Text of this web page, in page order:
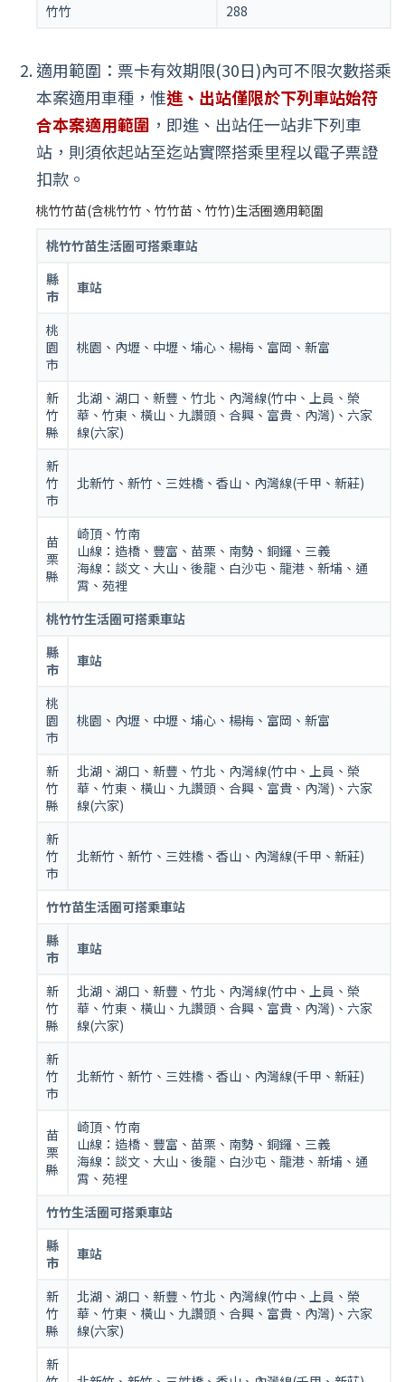
竹竹
288
適用範圍：票卡有效期限(30日)內可不限次數搭乘
本案適用車種，惟進、出站僅限於下列車站始符
合本案適用範圍 ，即進、出站任一站非下列車
站，則須依起站至迄站實際搭乘里程以電子票證
扣款。
桃竹竹苗(含桃竹竹、竹竹苗、竹竹)生活圈適用範圍
桃竹竹苗生活圈可搭乘車站
縣
市
車站
桃
園
市
桃園、內壢、中壢、埔心、楊梅、富岡、新富
新
竹
縣
北湖、湖口、新豐、竹北、內灣線(竹中、上員、榮
華、竹東、橫山、九讚頭、合興、富貴、內灣)、六家
線(六家)
新
竹
市
北新竹、新竹、三姓橋、香山、內灣線(千甲、新莊)
苗
栗
縣
崎頂、竹南
山線：造橋、豐富、苗栗、南勢、銅鑼、三義
海線：談文、大山、後龍、白沙屯、龍港、新埔、通
霄、苑裡
桃竹竹生活圈可搭乘車站
縣
市
車站
桃
園
市
桃園、內壢、中壢、埔心、楊梅、富岡、新富
新
竹
縣
北湖、湖口、新豐、竹北、內灣線(竹中、上員、榮
華、竹東、橫山、九讚頭、合興、富貴、內灣)、六家
線(六家)
新
竹
市
北新竹、新竹、三姓橋、香山、內灣線(千甲、新莊)
竹竹苗生活圈可搭乘車站
縣
市
車站
新
竹
縣
北湖、湖口、新豐、竹北、內灣線(竹中、上員、榮
華、竹東、橫山、九讚頭、合興、富貴、內灣)、六家
線(六家)
新
竹
市
北新竹、新竹、三姓橋、香山、內灣線(千甲、新莊)
苗
栗
縣
崎頂、竹南
山線：造橋、豐富、苗栗、南勢、銅鑼、三義
海線：談文、大山、後龍、白沙屯、龍港、新埔、通
霄、苑裡
竹竹生活圈可搭乘車站
縣
市
車站
新
竹
縣
北湖、湖口、新豐、竹北、內灣線(竹中、上員、榮
華、竹東、橫山、九讚頭、合興、富貴、內灣)、六家
線(六家)
新